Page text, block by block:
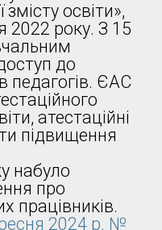
змісту освіти»,
2022 року. З 15
до
педагогів. ЄАС
атестаційні
підвищення
набуло
про
працівників.
2024 р. №